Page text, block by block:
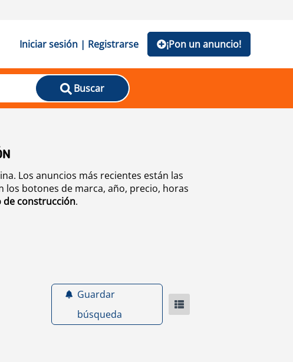
Iniciar sesión | Registrarse ¡Pon un anuncio!
Buscar
Los anuncios más recientes están las
los botones de marca, año, precio, horas
de construcción.
Guardar
búsqueda